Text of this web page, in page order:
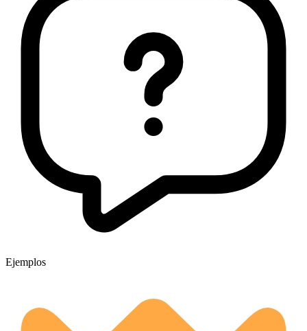
Ejemplos